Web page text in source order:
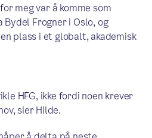
meg var å komme som
Bydel Frogner i Oslo, og
plass i et globalt, akademisk
HFG, ikke fordi noen krever
sier Hilde.